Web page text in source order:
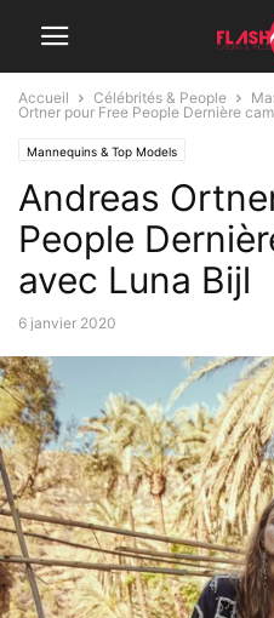
Accueil Célébrités & People
Ortner pour Free People Dernière
Mannequins & Top Models
Andreas
People
avec Luna Bijl
6 janvier 2020